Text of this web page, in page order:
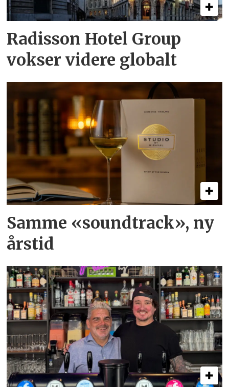
Radisson Hotel Group
vokser videre globalt
Samme «soundtrack», ny
årstid